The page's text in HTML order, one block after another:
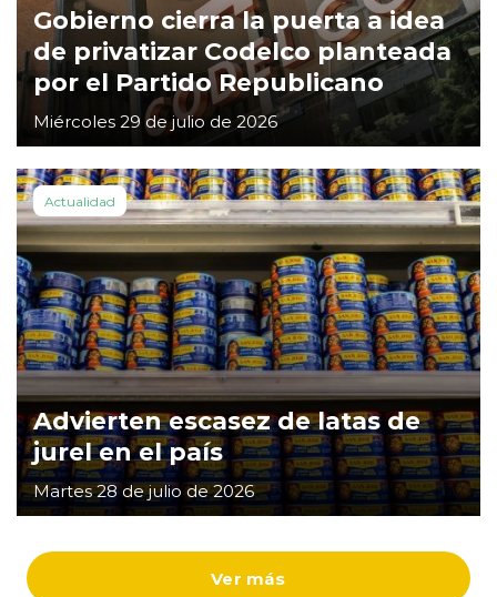
Ver más
Gobierno cierra la puerta a idea
de privatizar Codelco planteada
por el Partido Republicano
Miércoles 29 de julio de 2026
Actualidad
Advierten escasez de latas de
jurel en el país
Martes 28 de julio de 2026